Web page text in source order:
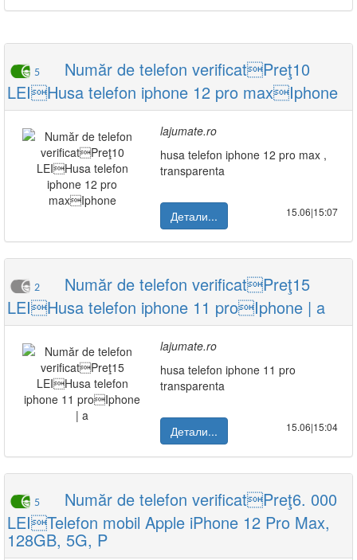
5
Număr de telefon verificatPreţ10
LEIHusa telefon iphone 12 pro maxIphone
lajumate.ro
husa telefon iphone 12 pro max ,
transparenta
Детали... 15.06|15:07
2
Număr de telefon verificatPreţ15
LEIHusa telefon iphone 11 proIphone | a
lajumate.ro
husa telefon iphone 11 pro
transparenta
Детали... 15.06|15:04
5
Număr de telefon verificatPreţ6. 000
LEITelefon mobil Apple iPhone 12 Pro Max,
128GB, 5G, P